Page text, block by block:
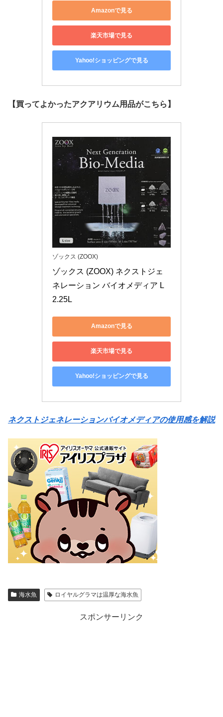
Amazonで見る
楽天市場で見る
Yahoo!ショッピングで見る
【買ってよかったアクアリウム用品がこちら】
ゾックス (ZOOX)
ゾックス (ZOOX) ネクストジェ
ネレーション バイオメディア L
2.25L
Amazonで見る
楽天市場で見る
Yahoo!ショッピングで見る
ネクストジェネレーションバイオメディアの使用感を解説
海水魚 ロイヤルグラマは温厚な海水魚
スポンサーリンク